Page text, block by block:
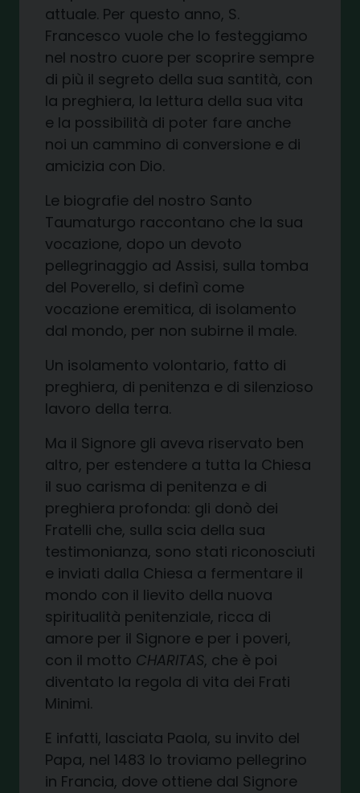
attuale. Per questo anno, S.
Francesco vuole che lo festeggiamo
nel nostro cuore per scoprire sempre
di più il segreto della sua santità, con
la preghiera, la lettura della sua vita
e la possibilità di poter fare anche
noi un cammino di conversione e di
amicizia con Dio.
Le biografie del nostro Santo
Taumaturgo raccontano che la sua
vocazione, dopo un devoto
pellegrinaggio ad Assisi, sulla tomba
del Poverello, si definì come
vocazione eremitica, di isolamento
dal mondo, per non subirne il male.
Un isolamento volontario, fatto di
preghiera, di penitenza e di silenzioso
lavoro della terra.
Ma il Signore gli aveva riservato ben
altro, per estendere a tutta la Chiesa
il suo carisma di penitenza e di
preghiera profonda: gli donò dei
Fratelli che, sulla scia della sua
testimonianza, sono stati riconosciuti
e inviati dalla Chiesa a fermentare il
mondo con il lievito della nuova
spiritualità penitenziale, ricca di
amore per il Signore e per i poveri,
con il motto CHARITAS, che è poi
diventato la regola di vita dei Frati
Minimi.
E infatti, lasciata Paola, su invito del
Papa, nel 1483 lo troviamo pellegrino
in Francia, dove ottiene dal Signore